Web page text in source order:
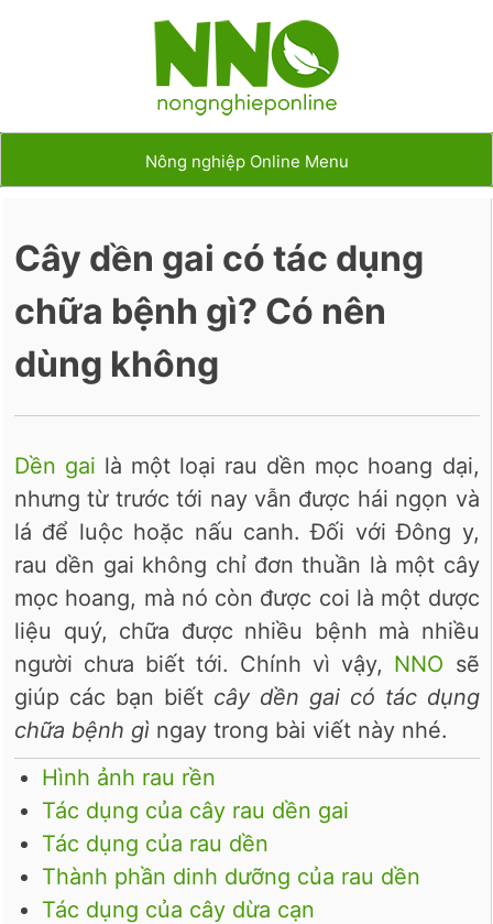
Nông nghiệp Online Menu
Cây dền gai có tác dụng
chữa bệnh gì? Có nên
dùng không
Dền gai là một loại rau dền mọc hoang dại,
nhưng từ trước tới nay vẫn được hái ngọn và
lá để luộc hoặc nấu canh. Đối với Đông y,
rau dền gai không chỉ đơn thuần là một cây
mọc hoang, mà nó còn được coi là một dược
liệu quý, chữa được nhiều bệnh mà nhiều
người chưa biết tới. Chính vì vậy, NNO sẽ
giúp các bạn biết cây dền gai có tác dụng
chữa bệnh gì ngay trong bài viết này nhé.
Hình ảnh rau rền
Tác dụng của cây rau dền gai
Tác dụng của rau dền
Thành phần dinh dưỡng của rau dền
Tác dụng của cây dừa cạn